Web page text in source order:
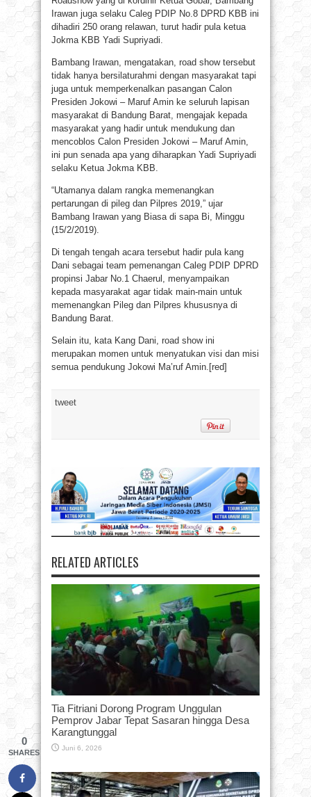
Irawan juga selaku Caleg PDIP No.8 DPRD KBB ini
dihadiri 250 orang relawan, turut hadir pula ketua
Jokma KBB Yadi Supriyadi.
Bambang Irawan, mengatakan, road show tersebut
tidak hanya bersilaturahmi dengan masyarakat tapi
juga untuk memperkenalkan pasangan Calon
Presiden Jokowi – Maruf Amin ke seluruh lapisan
masyarakat di Bandung Barat, mengajak kepada
masyarakat yang hadir untuk mendukung dan
mencoblos Calon Presiden Jokowi – Maruf Amin,
ini pun senada apa yang diharapkan Yadi Supriyadi
selaku Ketua Jokma KBB.
“Utamanya dalam rangka memenangkan
pertarungan di pileg dan Pilpres 2019,” ujar
Bambang Irawan yang Biasa di sapa Bi, Minggu
(15/2/2019).
Di tengah tengah acara tersebut hadir pula kang
Dani sebagai team pemenangan Caleg PDIP DPRD
propinsi Jabar No.1 Chaerul, menyampaikan
kepada masyarakat agar tidak main-main untuk
memenangkan Pileg dan Pilpres khususnya di
Bandung Barat.
Selain itu, kata Kang Dani, road show ini
merupakan momen untuk menyatukan visi dan misi
semua pendukung Jokowi Ma’ruf Amin.[red]
tweet
RELATED ARTICLES
Tia Fitriani Dorong Program Unggulan
Pemprov Jabar Tepat Sasaran hingga Desa
Karangtunggal
Juni 6, 2026
0
SHARES